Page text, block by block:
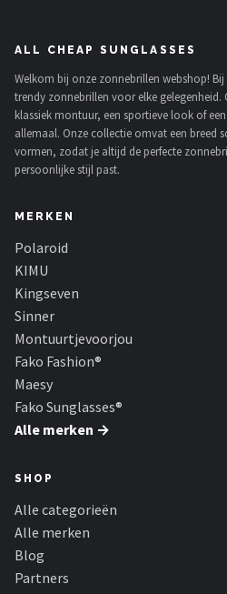
Maesy
Fako Sunglasses®
Guess
ALL CHEAP SUNGLASSES
Welkom bij onze zonnebrillen webshop!
trendy zonnebrillen voor elke gelegenheid.
klassiek montuur, een sportieve look of
allemaal. Onze collectie omvat een breed
vormen, zodat je altijd de perfecte
persoonlijke stijl past.
MERKEN
Polaroid
KIMU
Kingseven
Sinner
Montuurtjevoorjou
Fako Fashion®
Maesy
Fako Sunglasses®
Alle merken →
SHOP
Alle categorieën
Alle merken
Blog
Partners